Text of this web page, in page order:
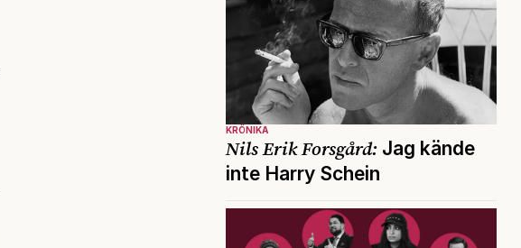
KRÖNIKA
Nils Erik Forsgård: Jag kände
inte Harry Schein